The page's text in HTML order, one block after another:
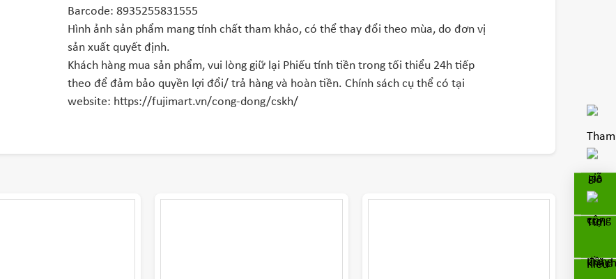
Barcode: 8935255831555
Hình ảnh sản phẩm mang tính chất tham khảo, có thể thay đổi theo mùa, do đơn vị
sản xuất quyết định.
Khách hàng mua sản phẩm, vui lòng giữ lại Phiếu tính tiền trong tối thiểu 24h tiếp
theo để đảm bảo quyền lợi đổi/ trả hàng và hoàn tiền. Chính sách cụ thể có tại
website: https://fujimart.vn/cong-dong/cskh/